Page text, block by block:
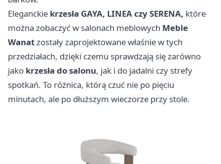
Eleganckie krzesła GAYA, LINEA czy SERENA, które
można zobaczyć w salonach meblowych Meble
Wanatzostały zaprojektowane właśnie w tych
przedziałach, dzięki czemu sprawdzają się zarówno
jako krzesła do salonu, jak i do jadalni czy strefy
spotkań. To różnica, którą czuć nie po pięciu
minutach, ale po dłuższym wieczorze przy stole.